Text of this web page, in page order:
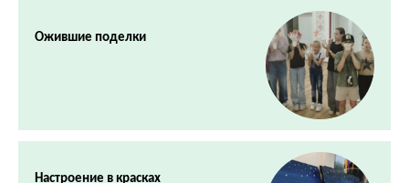
Ожившие поделки
Настроение в красках